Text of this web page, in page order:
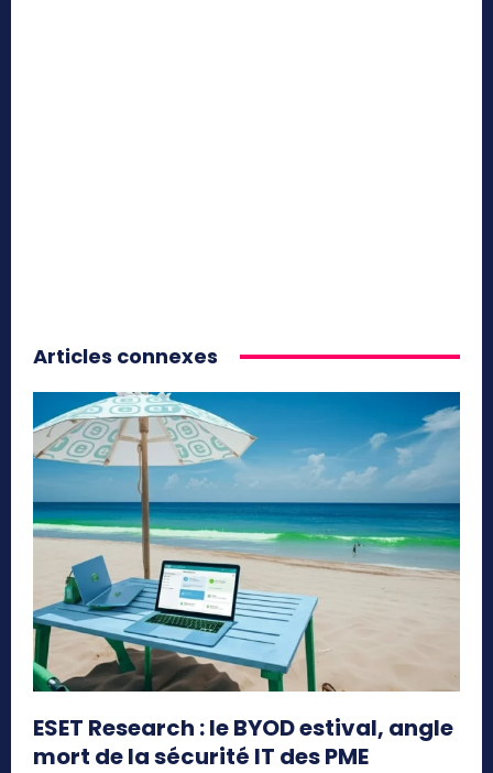
Articles connexes
ESET Research : le BYOD estival, angle
mort de la sécurité IT des PME